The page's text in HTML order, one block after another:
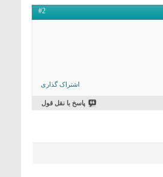
#2
اشتراک گذاری
پاسخ با نقل قول